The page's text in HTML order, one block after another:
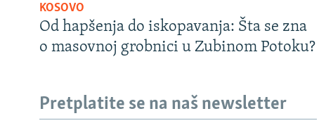
KOSOVO
Od hapšenja do iskopavanja: Šta se zna
o masovnoj grobnici u Zubinom Potoku?
Pretplatite se na naš newsletter